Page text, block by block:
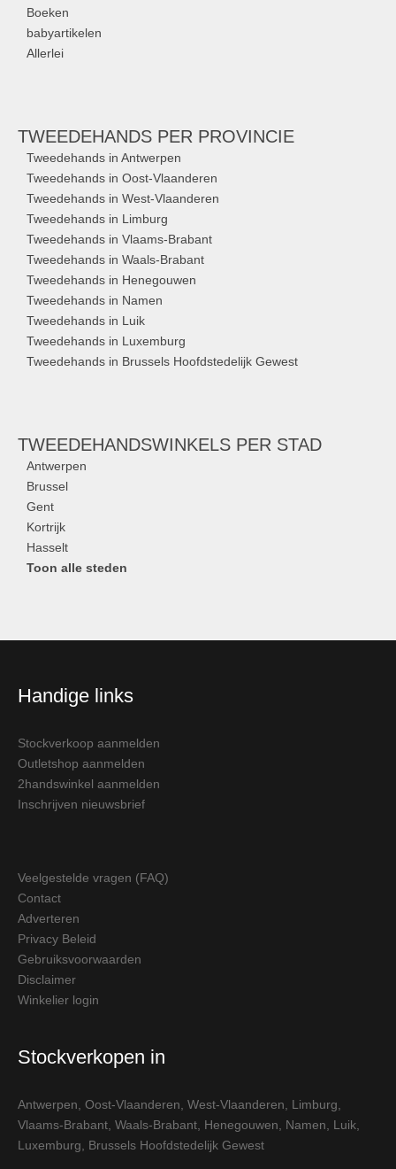
Boeken
babyartikelen
Allerlei
TWEEDEHANDS PER PROVINCIE
Tweedehands in Antwerpen
Tweedehands in Oost-Vlaanderen
Tweedehands in West-Vlaanderen
Tweedehands in Limburg
Tweedehands in Vlaams-Brabant
Tweedehands in Waals-Brabant
Tweedehands in Henegouwen
Tweedehands in Namen
Tweedehands in Luik
Tweedehands in Luxemburg
Tweedehands in Brussels Hoofdstedelijk Gewest
TWEEDEHANDSWINKELS PER STAD
Antwerpen
Brussel
Gent
Kortrijk
Hasselt
Toon alle steden
Handige links
Stockverkoop aanmelden
Outletshop aanmelden
2handswinkel aanmelden
Inschrijven nieuwsbrief
Veelgestelde vragen (FAQ)
Contact
Adverteren
Privacy Beleid
Gebruiksvoorwaarden
Disclaimer
Winkelier login
Stockverkopen in
Antwerpen Oost-Vlaanderen West-Vlaanderen Limburg
Vlaams-Brabant Waals-Brabant Henegouwen Namen Luik
Luxemburg
Brussels Hoofdstedelijk Gewest